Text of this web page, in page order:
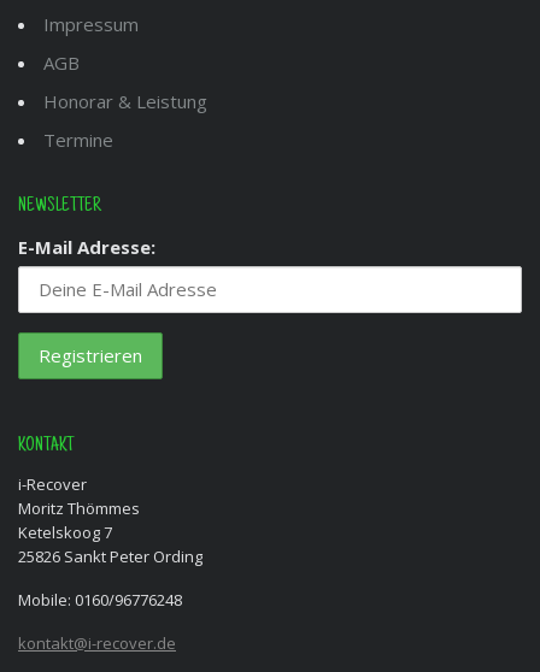
Impressum
AGB
Honorar & Leistung
Termine
NEWSLETTER
E-Mail Adresse:
KONTAKT
i-Recover
Moritz Thömmes
Ketelskoog 7
25826 Sankt Peter Ording
Mobile: 0160/96776248
kontakt@i-recover.de